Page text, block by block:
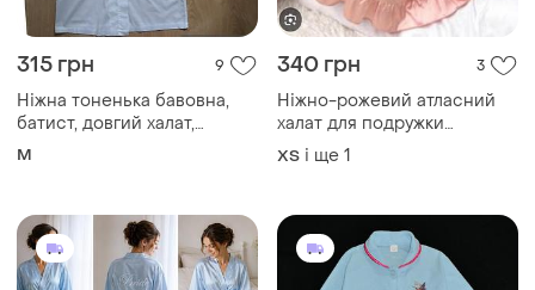
315 грн 9
Ніжна тоненька бавовна,
батист, довгий халат,
M
340 грн 3
Ніжно-рожевий атласний
халат для подружки
нареченої прикрашений
чорною вишивкою
тематичний халатик хатній
одяг
ХS і ще 1